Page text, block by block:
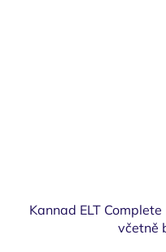
Kannad ELT
včetně